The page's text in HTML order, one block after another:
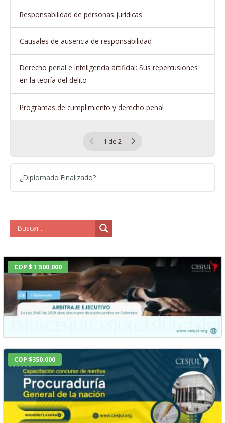
Responsabilidad de personas jurídicas
Causales de ausencia de responsabilidad
Derecho penal e inteligencia artificial: Sus repercusiones
en la teoría del delito
Programas de cumplimiento y derecho penal
1 de 2
¿Diplomado Finalizado?
COP $ 1'500.000
COP $350.000